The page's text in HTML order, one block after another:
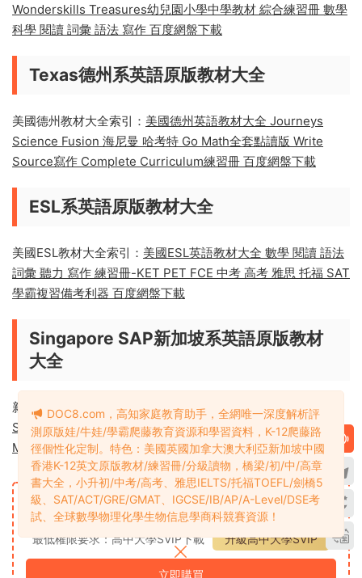
科學 閱讀 詞彙 語法 寫作 百度網盤下載
Source寫作 Complete Curriculum練習冊 百度網盤下載
美國ESL教材大全索引：
詞彙 聽力 寫作 練習冊-KET PET FCE 中考 高考 雅思 托福 SAT
學霸複習備考利器 百度網盤下載
Singapore SAP新加坡系英語原版教材
大全
新加坡教材大全索引：新加坡英語教材大全 新加坡數學奧數
SAP Learning Mathematics_Maths Olympiad_Targeting
Mathematics_Visible Thinking 百度網盤下載
DOC8.com，高知家庭教育助手，全網唯一深度解析評
測原版娃/牛娃/學霸爬藤教育資源和學習資料，K-12爬藤路
徑個性化定制。特色：美國英國加拿大澳大利亞新加坡中國
香港K-12英文原版教材/練習冊/分級讀物，橋梁/初/中/高章
書大全，小升初/中考/高考、雅思IELTS/托福TOEFL/劍橋5
級、SAT/ACT/GRE/GMAT、IGCSE/IB/AP/A-Level/DSE考
試、全球數學物理化學生物信息學商科競賽資源！